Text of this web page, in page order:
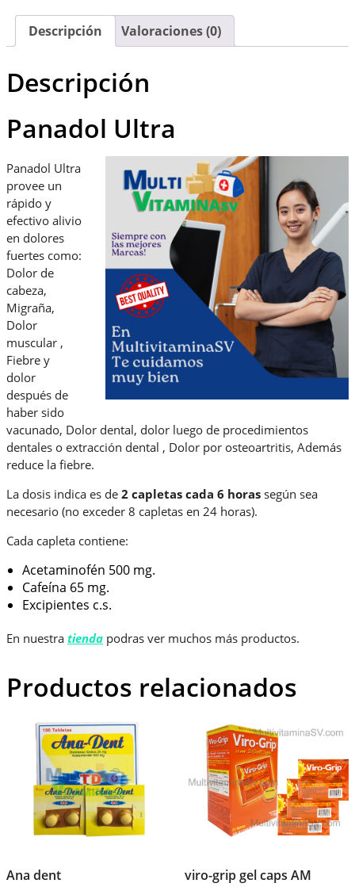
Descripción Valoraciones (0)
Descripción
Panadol Ultra
Panadol Ultra
provee un
rápido y
efectivo alivio
en dolores
fuertes como:
Dolor de
cabeza,
Migraña,
Dolor
muscular ,
Fiebre y
dolor
después de
haber sido
vacunado, Dolor dental, dolor luego de procedimientos
dentales o extracción dental , Dolor por osteoartritis, Además
reduce la fiebre.
La dosis indica es de 2 capletas cada 6 horas según sea
necesario (no exceder 8 capletas en 24 horas).
Cada capleta contiene:
Acetaminofén 500 mg.
Cafeína 65 mg.
Excipientes c.s.
En nuestra tienda podras ver muchos más productos.
Productos relacionados
Ana dent viro-grip gel caps AM